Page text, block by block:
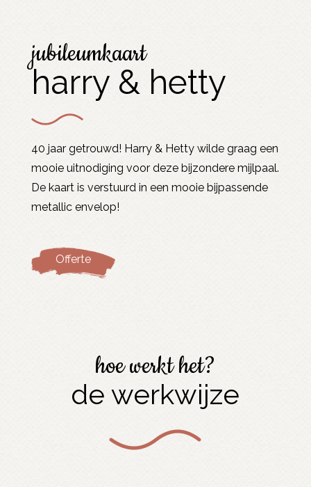
jubileumkaart
harry & hetty
40 jaar getrouwd! Harry & Hetty wilde graag een
mooie uitnodiging voor deze bijzondere mijlpaal.
De kaart is verstuurd in een mooie bijpassende
metallic envelop!
Offerte
hoe werkt het?
de werkwijze